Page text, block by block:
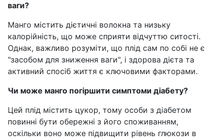
ваги?
Манго містить дієтичні волокна та низьку
калорійність, що може сприяти відчуттю ситості.
Однак, важливо розуміти, що плід сам по собі не є
"засобом для зниження ваги", і здорова дієта та
активний спосіб життя є ключовими факторами.
Чи може манго погіршити симптоми діабету?
Цей плід містить цукор, тому особи з діабетом
повинні бути обережні з його споживанням,
оскільки воно може підвищити рівень глюкози в